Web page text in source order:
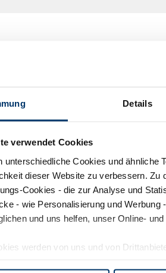
Details
verwendet Cookies
unterschiedliche Cookies und ähnliche
dieser Website zu verbessern. Zu
Cookies - die zur Analyse und
- wie Personalisierung und
und uns helfen, unser Online-
werden von uns und von
SIND IN
Finanzmärkte sowie
Tiergesundheit und Tierschutz,